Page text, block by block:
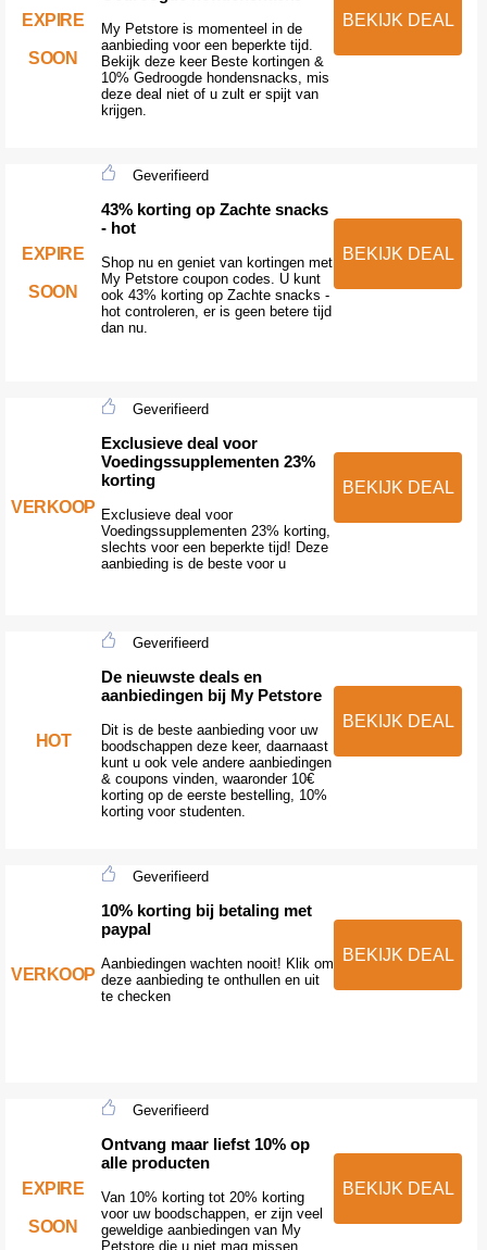
EXPIRE
SOON
My Petstore is momenteel in de
aanbieding voor een beperkte tijd.
Bekijk deze keer Beste kortingen &
10% Gedroogde hondensnacks, mis
deze deal niet of u zult er spijt van
krijgen.
BEKIJK DEAL
EXPIRE
SOON
Geverifieerd
43% korting op Zachte snacks
- hot
Shop nu en geniet van kortingen met
My Petstore coupon codes. U kunt
ook 43% korting op Zachte snacks -
hot controleren, er is geen betere tijd
dan nu.
BEKIJK DEAL
VERKOOP
Geverifieerd
Exclusieve deal voor
Voedingssupplementen 23%
korting
Exclusieve deal voor
Voedingssupplementen 23% korting,
slechts voor een beperkte tijd! Deze
aanbieding is de beste voor u
BEKIJK DEAL
HOT
Geverifieerd
De nieuwste deals en
aanbiedingen bij My Petstore
Dit is de beste aanbieding voor uw
boodschappen deze keer, daarnaast
kunt u ook vele andere aanbiedingen
& coupons vinden, waaronder 10€
korting op de eerste bestelling, 10%
korting voor studenten.
BEKIJK DEAL
VERKOOP
Geverifieerd
10% korting bij betaling met
paypal
Aanbiedingen wachten nooit! Klik om
deze aanbieding te onthullen en uit
te checken
BEKIJK DEAL
EXPIRE
SOON
Geverifieerd
Ontvang maar liefst 10% op
alle producten
Van 10% korting tot 20% korting
voor uw boodschappen, er zijn veel
geweldige aanbiedingen van My
Petstore die u niet mag missen.
BEKIJK DEAL